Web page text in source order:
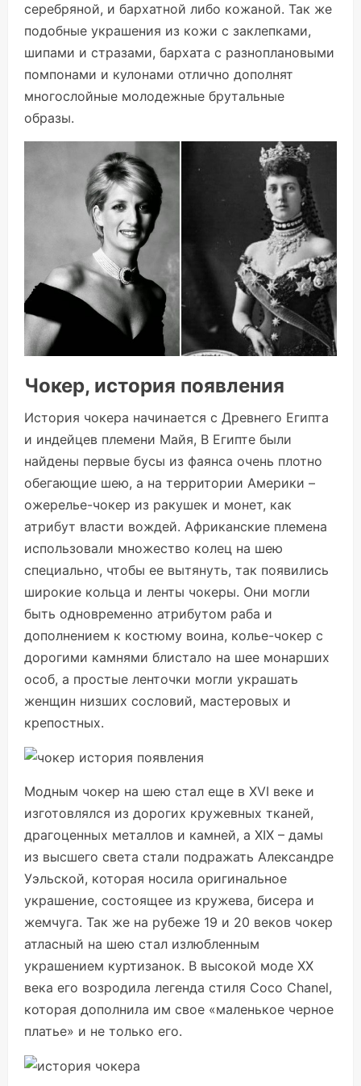
серебряной, и бархатной либо кожаной. Так же
подобные украшения из кожи с заклепками,
шипами и стразами, бархата с разноплановыми
помпонами и кулонами отлично дополнят
многослойные молодежные брутальные
образы.
Чокер, история появления
История чокера начинается с Древнего Египта
и индейцев племени Майя, В Египте были
найдены первые бусы из фаянса очень плотно
обегающие шею, а на территории Америки –
ожерелье-чокер из ракушек и монет, как
атрибут власти вождей. Африканские племена
использовали множество колец на шею
специально, чтобы ее вытянуть, так появились
широкие кольца и ленты чокеры. Они могли
быть одновременно атрибутом раба и
дополнением к костюму воина, колье-чокер с
дорогими камнями блистало на шее монарших
особ, а простые ленточки могли украшать
женщин низших сословий, мастеровых и
крепостных.
Модным чокер на шею стал еще в XVI веке и
изготовлялся из дорогих кружевных тканей,
драгоценных металлов и камней, а ХІХ – дамы
из высшего света стали подражать Александре
Уэльской, которая носила оригинальное
украшение, состоящее из кружева, бисера и
жемчуга. Так же на рубеже 19 и 20 веков чокер
атласный на шею стал излюбленным
украшением куртизанок. В высокой моде ХХ
века его возродила легенда стиля Coco Chanel,
которая дополнила им свое «маленькое черное
платье» и не только его.